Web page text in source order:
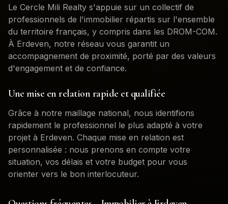
Le Cercle Mili Realty s'appuie sur un collectif de
professionnels de l'immobilier répartis sur l'ensemble
du territoire français, y compris dans les DROM-COM.
À Erdeven, notre réseau vous garantit un
accompagnement de proximité, porté par des valeurs
d'engagement et de confiance.
Une mise en relation rapide et qualifiée
Grâce à notre maillage national, nous identifions
rapidement le professionnel le plus adapté à votre
projet à Erdeven. Chaque mise en relation est
personnalisée : nous prenons en compte votre
situation, vos délais et votre budget pour vous
orienter vers le bon interlocuteur.